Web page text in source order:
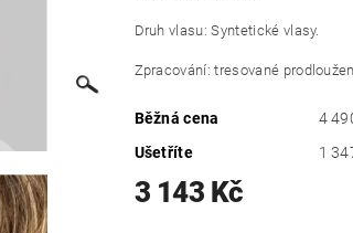
Druh vlasu: Syntetické vlasy.
Zpracování: tresované
Běžná cena
4
Ušetříte
1
3 143 Kč